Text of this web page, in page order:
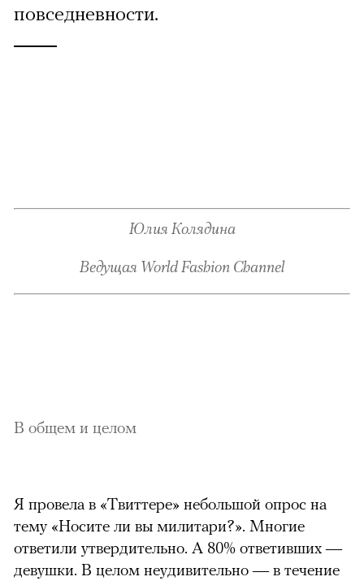
повседневности.
можно через
Юлия Колядина
Ведущая World Fashion Channel
В общем и целом
Я провела в «Твиттере» небольшой опрос на
тему «Носите ли вы милитари?». Многие
ответили утвердительно. А 80% ответивших —
девушки. В целом неудивительно — в течение